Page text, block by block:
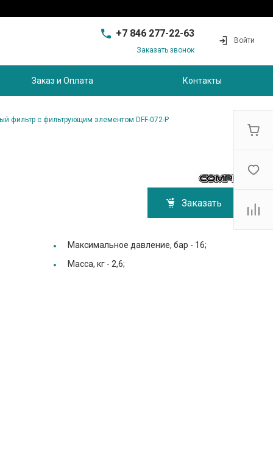
+7 846 277-22-63
+7 846 277-22-63
Совхозный, д.28, этаж 3
Заказать звонок
Войти
Заказ и Оплата Контакты
фильтр с фильтрующим элементом DFF-072-P
Заказать
Максимальное давление, бар - 16;
Масса, кг -2,6;